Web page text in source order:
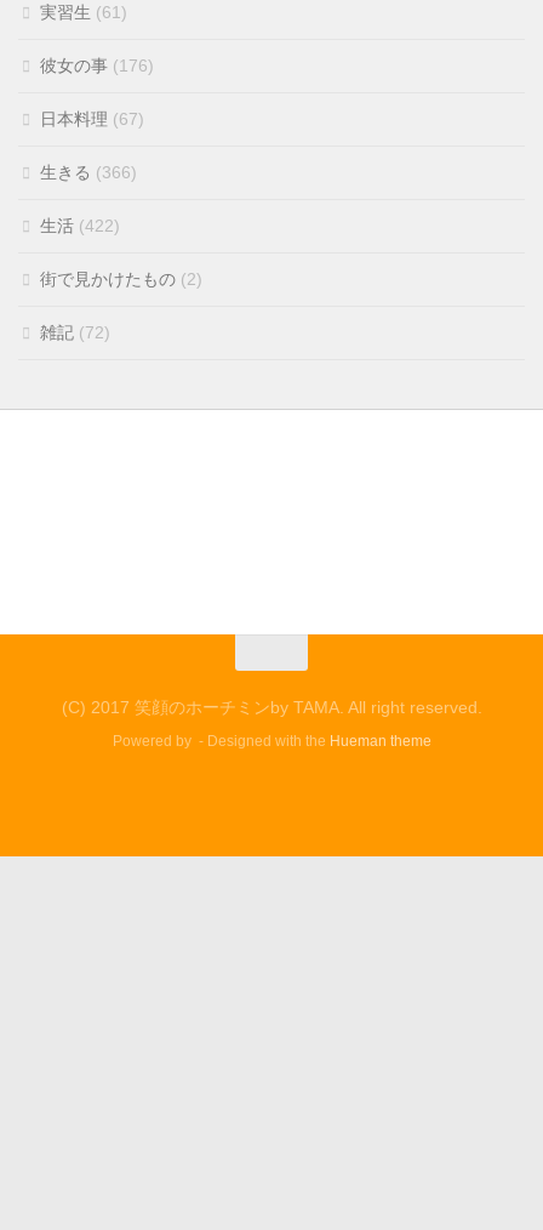
実習生 (61)
彼女の事 (176)
日本料理 (67)
生きる (366)
生活 (422)
街で見かけたもの (2)
雑記 (72)
(C) 2017 笑顔のホーチミンby TAMA. All right reserved.
Powered by - Designed with the Hueman theme